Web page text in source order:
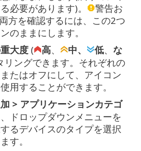
必要があります)。
警告お
方を確認するには、この2つ
のままにします。
大度 ( 高、 中、 低、 な
リングできます。それぞれの
たはオフにして、アイコン
用することができます。
> アプリケーションカテゴ
ドロップダウンメニューを
るデバイスのタイプを選択
す。